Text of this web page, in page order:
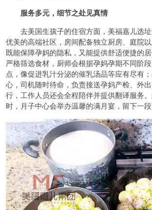
服务多元，细节之处见真情
去美国生孩子的住宿方面，美福嘉儿选址
优美的高端社区，房间配备独立厨房、庭院
既能保障孕妈的隐私，又能提供舒适便捷的
严格筛选食材，厨师会根据孕妈孕期不同阶
点，像促进乳汁分泌的催乳汤品等应有尽有
心，司机随时待命，负责接送孕妈产检、外
行，工作人员还会全程陪伴并提供翻译服务
时，月子中心会举办温馨的满月宴，留下一段